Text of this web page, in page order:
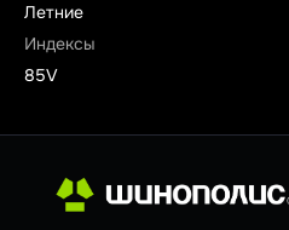
Летние
Индексы
85V